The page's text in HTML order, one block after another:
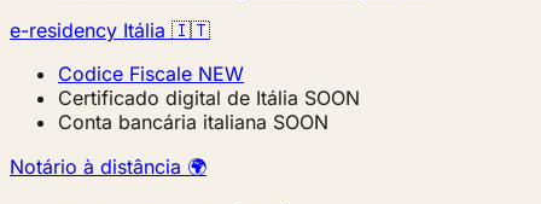
e-residency Itália 🇮🇹
Codice Fiscale NEW
Certificado digital de Itália SOON
Conta bancária italiana SOON
Notário à distância 🌍